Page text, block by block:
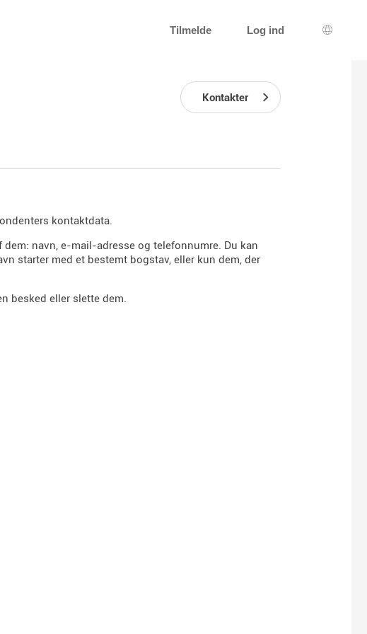
Tilmelde Log ind
Kontakter
kontaktdata.
navn, e-mail-adresse og telefonnumre. Du kan
starter med et bestemt bogstav, eller kun dem, der
besked eller slette dem.